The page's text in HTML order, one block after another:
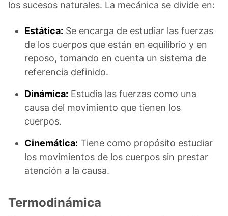
los sucesos naturales. La mecánica se divide en:
Estática: Se encarga de estudiar las fuerzas
de los cuerpos que están en equilibrio y en
reposo, tomando en cuenta un sistema de
referencia definido.
Dinámica: Estudia las fuerzas como una
causa del movimiento que tienen los
cuerpos.
Cinemática: Tiene como propósito estudiar
los movimientos de los cuerpos sin prestar
atención a la causa.
Termodinámica